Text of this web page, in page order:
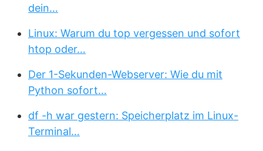
dein…
Linux: Warum du top vergessen und sofort
htop oder…
Der 1-Sekunden-Webserver: Wie du mit
Python sofort…
df -h war gestern: Speicherplatz im Linux-
Terminal…